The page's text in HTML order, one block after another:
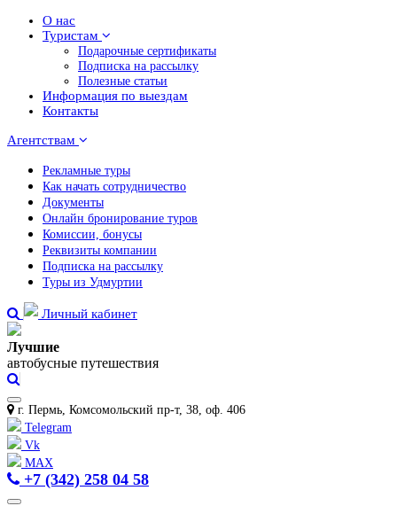
О нас
Туристам
Подарочные сертификаты
Подписка на рассылку
Полезные статьи
Информация по выездам
Контакты
Агентствам
Рекламные туры
Как начать сотрудничество
Документы
Онлайн бронирование туров
Комиссии, бонусы
Реквизиты компании
Подписка на рассылку
Туры из Удмуртии
Личный кабинет
Лучшие
автобусные путешествия
г. Пермь, Комсомольский пр-т, 38, оф. 406
Telegram
Vk
MAX
+7 (342) 258 04 58